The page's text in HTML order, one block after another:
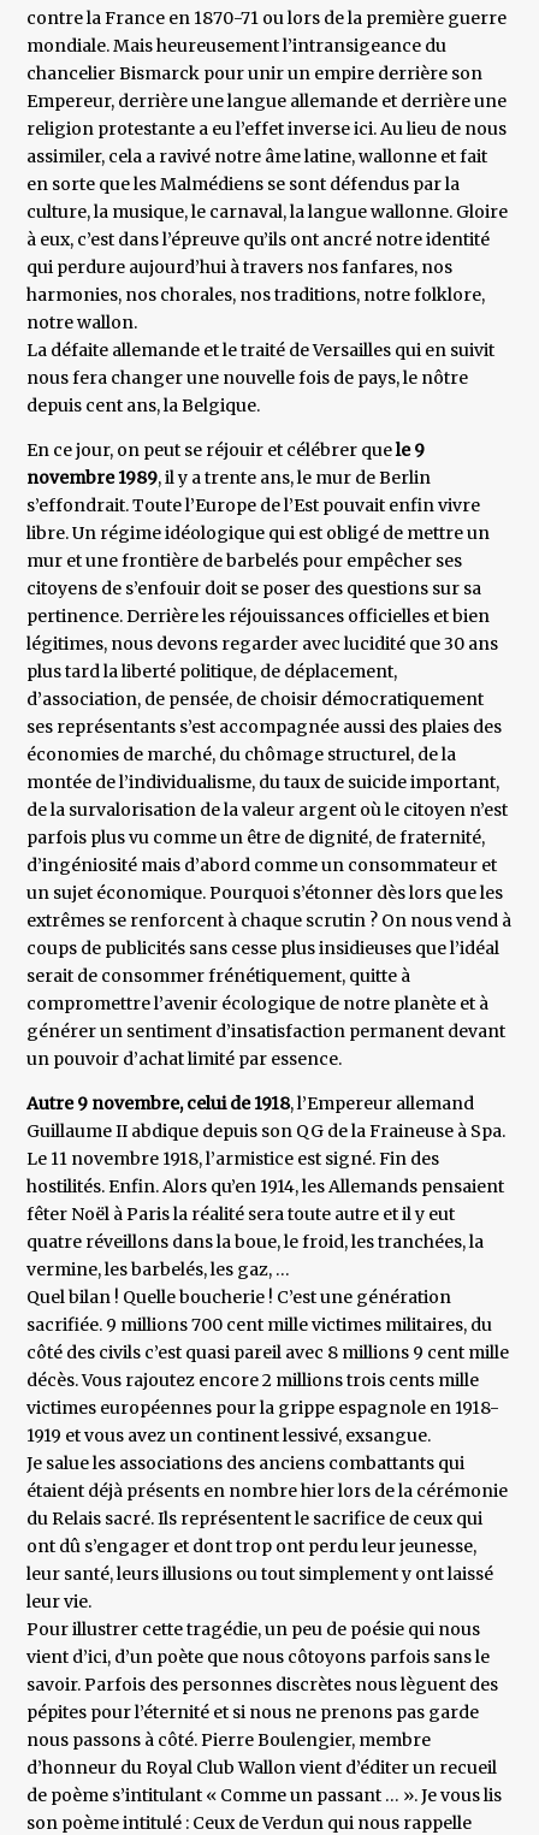
contre la France en 1870-71 ou lors de la première guerre
mondiale. Mais heureusement l’intransigeance du
chancelier Bismarck pour unir un empire derrière son
Empereur, derrière une langue allemande et derrière une
religion protestante a eu l’effet inverse ici. Au lieu de nous
assimiler, cela a ravivé notre âme latine, wallonne et fait
en sorte que les Malmédiens se sont défendus par la
culture, la musique, le carnaval, la langue wallonne. Gloire
à eux, c’est dans l’épreuve qu’ils ont ancré notre identité
qui perdure aujourd’hui à travers nos fanfares, nos
harmonies, nos chorales, nos traditions, notre folklore,
notre wallon.
La défaite allemande et le traité de Versailles qui en suivit
nous fera changer une nouvelle fois de pays, le nôtre
depuis cent ans, la Belgique.
En ce jour, on peut se réjouir et célébrer quele 9
novembre 1989, il y a trente ans, le mur de Berlin
s’effondrait. Toute l’Europe de l’Est pouvait enfin vivre
libre. Un régime idéologique qui est obligé de mettre un
mur et une frontière de barbelés pour empêcher ses
citoyens de s’enfouir doit se poser des questions sur sa
pertinence. Derrière les réjouissances officielles et bien
légitimes, nous devons regarder avec lucidité que 30 ans
plus tard la liberté politique, de déplacement,
d’association, de pensée, de choisir démocratiquement
ses représentants s’est accompagnée aussi des plaies des
économies de marché, du chômage structurel, de la
montée de l’individualisme, du taux de suicide important,
de la survalorisation de la valeur argent où le citoyen n’est
parfois plus vu comme un être de dignité, de fraternité,
d’ingéniosité mais d’abord comme un consommateur et
un sujet économique. Pourquoi s’étonner dès lors que les
extrêmes se renforcent à chaque scrutin ? On nous vend à
coups de publicités sans cesse plus insidieuses que l’idéal
serait de consommer frénétiquement, quitte à
compromettre l’avenir écologique de notre planète et à
générer un sentiment d’insatisfaction permanent devant
un pouvoir d’achat limité par essence.
Autre 9 novembre, celui de 1918, l’Empereur allemand
Guillaume II abdique depuis son QG de la Fraineuse à Spa.
Le 11 novembre 1918, l’armistice est signé. Fin des
hostilités. Enfin. Alors qu’en 1914, les Allemands pensaient
fêter Noël à Paris la réalité sera toute autre et il y eut
quatre réveillons dans la boue, le froid, les tranchées, la
vermine, les barbelés, les gaz, …
Quel bilan ! Quelle boucherie ! C’est une génération
sacrifiée. 9 millions 700 cent mille victimes militaires, du
côté des civils c’est quasi pareil avec 8 millions 9 cent mille
décès. Vous rajoutez encore 2 millions trois cents mille
victimes européennes pour la grippe espagnole en 1918-
1919 et vous avez un continent lessivé, exsangue.
Je salue les associations des anciens combattants qui
étaient déjà présents en nombre hier lors de la cérémonie
du Relais sacré. Ils représentent le sacrifice de ceux qui
ont dû s’engager et dont trop ont perdu leur jeunesse,
leur santé, leurs illusions ou tout simplement y ont laissé
leur vie.
Pour illustrer cette tragédie, un peu de poésie qui nous
vient d’ici, d’un poète que nous côtoyons parfois sans le
savoir. Parfois des personnes discrètes nous lèguent des
pépites pour l’éternité et si nous ne prenons pas garde
nous passons à côté. Pierre Boulengier, membre
d’honneur du Royal Club Wallon vient d’éditer un recueil
de poème s’intitulant « Comme un passant … ». Je vous lis
son poème intitulé : Ceux de Verdun qui nous rappelle